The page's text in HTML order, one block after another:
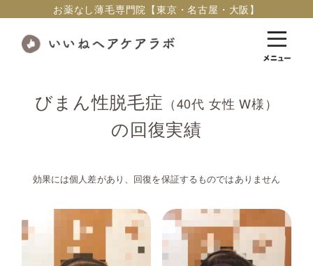
お薬なし薄毛専門院【東京・名古屋・大阪】
びまん性脱毛症 （40代 女性 W様）
の回復実績
効果には個人差があり、回復を保証するものではありません